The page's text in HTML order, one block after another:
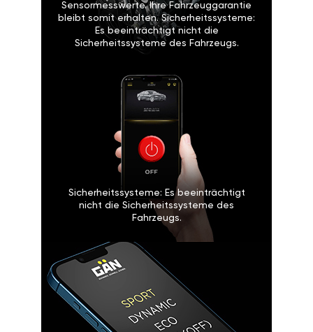
Sensormesswerte. Ihre Fahrzeuggarantie
bleibt somit erhalten. Sicherheitssysteme:
Es beeinträchtigt nicht die
Sicherheitssysteme des Fahrzeugs.
Sicherheitssysteme: Es beeinträchtigt
nicht die Sicherheitssysteme des
Fahrzeugs.